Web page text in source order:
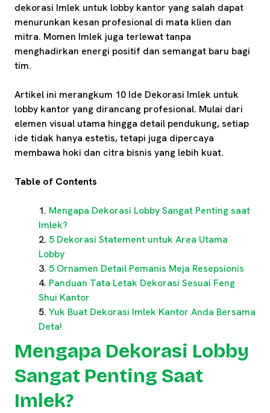
dekorasi Imlek untuk lobby kantor yang salah dapat
menurunkan kesan profesional di mata klien dan
mitra. Momen Imlek juga terlewat tanpa
menghadirkan energi positif dan semangat baru bagi
tim.
Artikel ini merangkum 10 Ide Dekorasi Imlek untuk
lobby kantor yang dirancang profesional. Mulai dari
elemen visual utama hingga detail pendukung, setiap
ide tidak hanya estetis, tetapi juga dipercaya
membawa hoki dan citra bisnis yang lebih kuat.
Table of Contents
Mengapa Dekorasi Lobby Sangat Penting saat
Imlek?
5 Dekorasi Statement untuk Area Utama
Lobby
5 Ornamen Detail Pemanis Meja Resepsionis
Panduan Tata Letak Dekorasi Sesuai Feng
Shui Kantor
Yuk Buat Dekorasi Imlek Kantor Anda Bersama
Deta!
Mengapa Dekorasi Lobby
Sangat Penting Saat
Imlek?